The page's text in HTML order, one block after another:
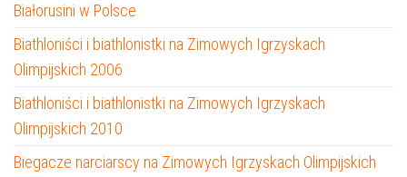
Białorusini w Polsce
Biathloniści i biathlonistki na Zimowych Igrzyskach
Olimpijskich 2006
Biathloniści i biathlonistki na Zimowych Igrzyskach
Olimpijskich 2010
Biegacze narciarscy na Zimowych Igrzyskach Olimpijskich